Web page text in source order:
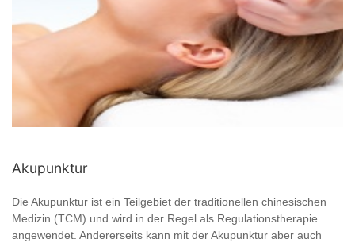
Akupunktur
Die Akupunktur ist ein Teilgebiet der traditionellen chinesischen
Medizin (TCM) und wird in der Regel als Regulationstherapie
angewendet. Andererseits kann mit der Akupunktur aber auch